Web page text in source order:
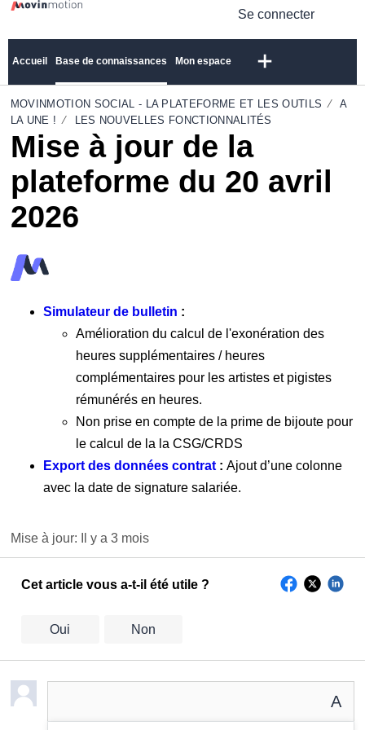
Se connecter
Accueil Base de connaissances Mon espace
MOVINMOTION SOCIAL - LA PLATEFORME ET LES OUTILS
A
LA UNE !
LES NOUVELLES FONCTIONNALITÉS
Mise à jour de la
plateforme du 20 avril
2026
Simulateur de bulletin :
Amélioration du calcul de l'exonération des
heures supplémentaires / heures
complémentaires pour les artistes et pigistes
rémunérés en heures.
Non prise en compte de la prime de bijoute pour
le calcul de la la CSG/CRDS
Export des données contrat: Ajout d’une colonne
avec la date de signature salariée.
Mise à jour: Il y a 3 mois
Cet article vous a-t-il été utile ?
Oui Non
A